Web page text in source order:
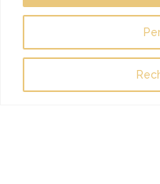
Esperamos que